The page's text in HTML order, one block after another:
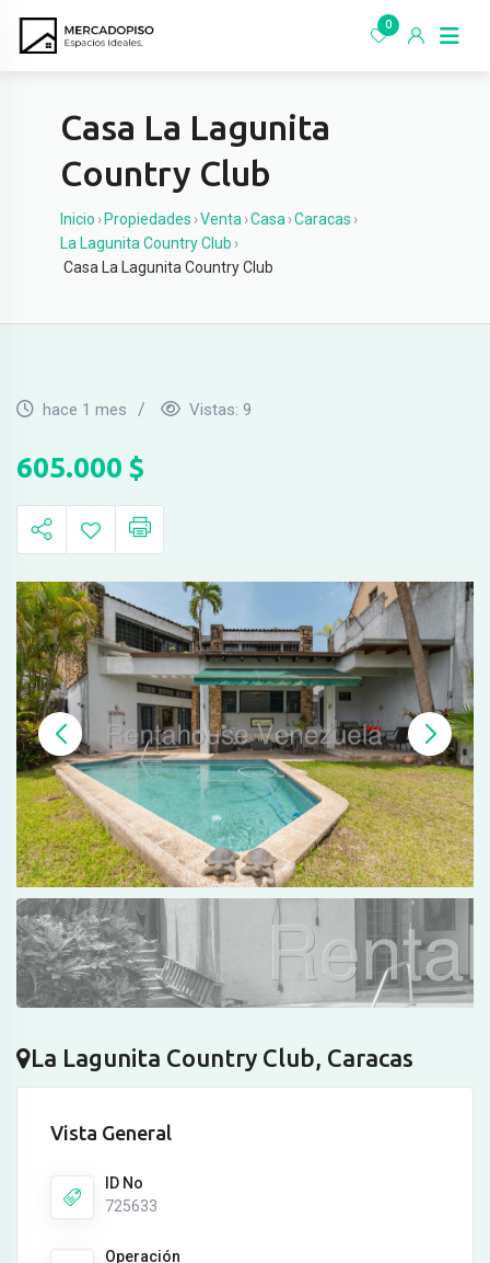
0
Casa La Lagunita
Country Club
Inicio › Propiedades ›Venta ›Casa ›Caracas ›
La Lagunita Country Club ›
Casa La Lagunita Country Club
hace 1 mes Vistas: 9
605.000 $
La Lagunita Country Club, Caracas
Vista General
ID No
725633
Operación